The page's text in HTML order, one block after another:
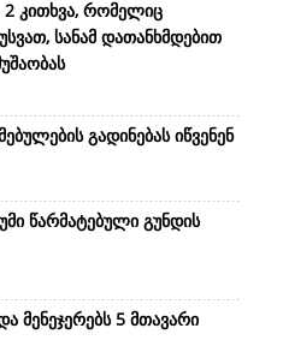
კითხვა, რომელიც
სანამ დათანხმდებით
გადინებას იწვენენ
წარმატებული გუნდის
მენეჯერებს 5 მთავარი